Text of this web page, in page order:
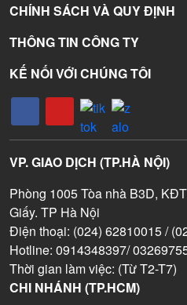
CHÍNH SÁCH VÀ QUY ĐỊNH
THÔNG TIN CÔNG TY
KẾ NỐI VỚI CHÚNG TÔI
VP. GIAO DỊCH (TP.HÀ NỘI)
Phòng 1005 Tòa nhà B3D,
Giấy. TP Hà Nội
Điện thoại: (024) 62810015 /
Hotline: 0914348397/
Thời gian làm việc: (Từ T2-T7)
CHI NHÁNH (TP.HCM)